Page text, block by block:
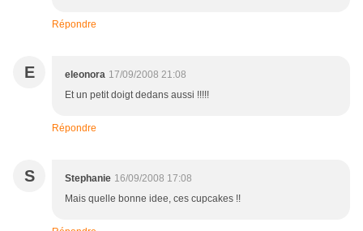
Répondre
E eleonora 17/09/2008 21:08
Et un petit doigt dedans aussi !!!!!
Répondre
S Stephanie 16/09/2008 17:08
Mais quelle bonne idee, ces cupcakes !!